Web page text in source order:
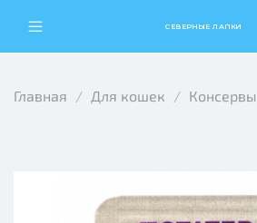
СЕВЕРНЫЕ ЛАПКИ
Главная Для кошек Консервы